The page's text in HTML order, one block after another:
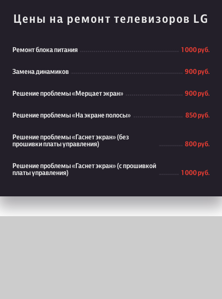
Цены на ремонт телевизоров LG
Ремонт блока питания 1 000 руб.
Замена динамиков 900 руб.
Решение проблемы «Мерцает экран» 900 руб.
Решение проблемы «На экране полосы» 850 руб.
Решение проблемы «Гаснет экран» (без
прошивки платы управления)
800 руб.
Решение проблемы «Гаснет экран» (с прошивкой
платы управления)
1 000 руб.